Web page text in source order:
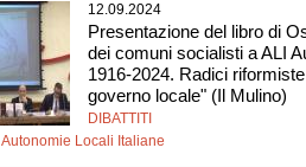
12.09.2024
Presentazione del libro di
dei comuni socialisti a ALI
1916-2024. Radici
governo locale" (Il Mulino)
DIBATTITI
Autonomie Locali Italiane